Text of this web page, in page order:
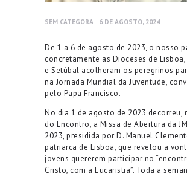
SEM CATEGORA 6 DE AGOSTO, 2024
De 1 a 6 de agosto de 2023, o nosso
concretamente as Dioceses de Lisboa,
e Setúbal acolheram os peregrinos
na Jornada Mundial da Juventude,
pelo Papa Francisco.
No dia 1 de agosto de 2023 decorreu,
do Encontro, a Missa de Abertura da
2023, presidida por D. Manuel
patriarca de Lisboa, que revelou a
jovens quererem participar no
Cristo, com a Eucaristia”. Toda a